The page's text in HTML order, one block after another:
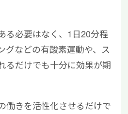
る必要はなく、1日20分程
グなどの有酸素運動や、ス
るだけでも十分に効果が期
働きを活性化させるだけで